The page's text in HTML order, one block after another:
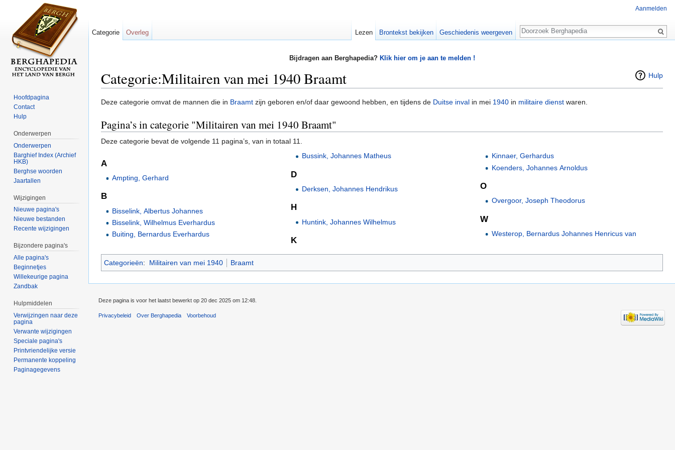
Bijdragen aan Berghapedia? Klik hier om je aan te melden !
Hulp
Categorie:Militairen van mei 1940 Braamt
Deze categorie omvat de mannen die in Braamt zijn geboren en/of daar gewoond hebben, en tijdens de Duitse inval in mei 1940 in militaire dienst waren.
Pagina’s in categorie "Militairen van mei 1940 Braamt"
Deze categorie bevat de volgende 11 pagina’s, van in totaal 11.
A
Ampting, Gerhard
B
Bisselink, Albertus Johannes
Bisselink, Wilhelmus Everhardus
Buiting, Bernardus Everhardus
Bussink, Johannes Matheus
D
Derksen, Johannes Hendrikus
H
Huntink, Johannes Wilhelmus
K
Kinnaer, Gerhardus
Koenders, Johannes Arnoldus
O
Overgoor, Joseph Theodorus
W
Westerop, Bernardus Johannes Henricus van
Categorieën: Militairen van mei 1940 Braamt
Aanmelden
Categorie Overleg Lezen Brontekst bekijken Geschiedenis weergeven
Zoeken
Hoofdpagina
Contact
Hulp
Onderwerpen
Onderwerpen
Barghief Index (Archief
HKB)
Berghse woorden
Jaartallen
Wijzigingen
Nieuwe pagina's
Nieuwe bestanden
Recente wijzigingen
Bijzondere pagina's
Alle pagina's
Beginnetjes
Willekeurige pagina
Zandbak
Hulpmiddelen
Verwijzingen naar deze
pagina
Verwante wijzigingen
Speciale pagina's
Printvriendelijke versie
Permanente koppeling
Paginagegevens
Deze pagina is voor het laatst bewerkt op 20 dec 2025 om 12:48.
Privacybeleid Over Berghapedia Voorbehoud